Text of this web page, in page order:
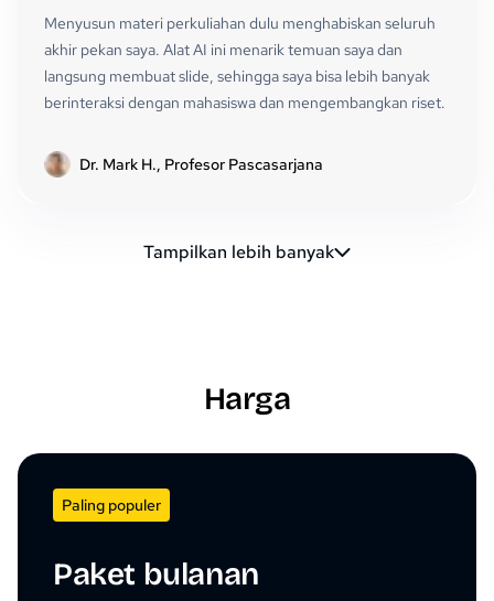
Menyusun materi perkuliahan dulu menghabiskan seluruh
akhir pekan saya. Alat AI ini menarik temuan saya dan
langsung membuat slide, sehingga saya bisa lebih banyak
berinteraksi dengan mahasiswa dan mengembangkan riset.
Dr. Mark H., Profesor Pascasarjana
Tampilkan lebih banyak
Harga
Paling populer
Paket bulanan